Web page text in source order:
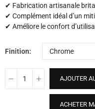
✔ Fabrication artisanale
✔ Complément idéal d’un
✔ Améliore le confort
Finition
AJOUTER
ACHETER